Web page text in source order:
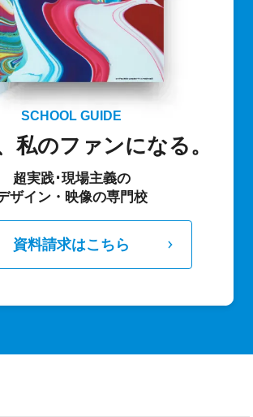
SCHOOL GUIDE
私のファンになる。
超実践･現場主義の
ザイン・映像の専門校
資料請求はこちら